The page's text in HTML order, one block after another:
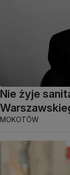
Nie żyje
MOKOTÓW